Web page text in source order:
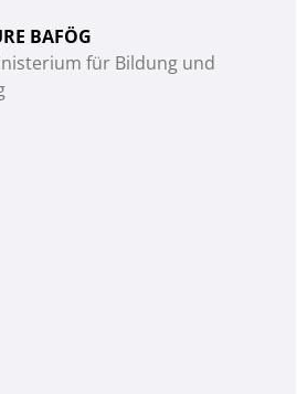
BAFÖG
für Bildung und